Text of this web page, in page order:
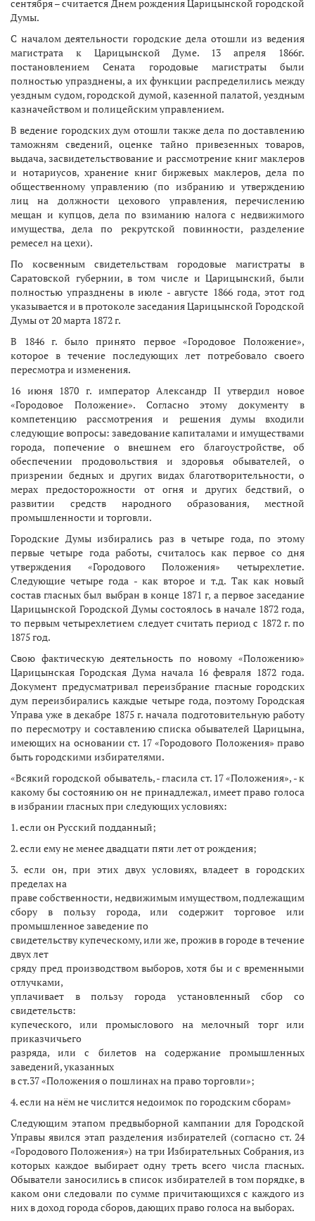
сентября – считается Днем рождения Царицынской городской
Думы.
С началом деятельности городские дела отошли из ведения
магистрата к Царицынской Думе. 13 апреля 1866г.
постановлением Сената городовые магистраты были
полностью упразднены, а их функции распределились между
уездным судом, городской думой, казенной палатой, уездным
казначейством и полицейским управлением.
В ведение городских дум отошли также дела по доставлению
таможням сведений, оценке тайно привезенных товаров,
выдача, засвидетельствование и рассмотрение книг маклеров
и нотариусов, хранение книг биржевых маклеров, дела по
общественному управлению (по избранию и утверждению
лиц на должности цехового управления, перечислению
мещан и купцов, дела по взиманию налога с недвижимого
имущества, дела по рекрутской повинности, разделение
ремесел на цехи).
По косвенным свидетельствам городовые магистраты в
Саратовской губернии, в том числе и Царицынский, были
полностью упразднены в июле - августе 1866 года, этот год
указывается и в протоколе заседания Царицынской Городской
Думы от 20 марта 1872 г.
В 1846 г. было принято первое «Городовое Положение»,
которое в течение последующих лет потребовало своего
пересмотра и изменения.
16 июня 1870 г. император Александр II утвердил новое
«Городовое Положение». Согласно этому документу в
компетенцию рассмотрения и решения думы входили
следующие вопросы: заведование капиталами и имуществами
города, попечение о внешнем его благоустройстве, об
обеспечении продовольствия и здоровья обывателей, о
призрении бедных и других видах благотворительности, о
мерах предосторожности от огня и других бедствий, о
развитии средств народного образования, местной
промышленности и торговли.
Городские Думы избирались раз в четыре года, по этому
первые четыре года работы, считалось как первое со дня
утверждения «Городового Положения» четырехлетие.
Следующие четыре года - как второе и т.д. Так как новый
состав гласных был выбран в конце 1871 г, а первое заседание
Царицынской Городской Думы состоялось в начале 1872 года,
то первым четырехлетием следует считать период с 1872 г. по
1875 год.
Свою фактическую деятельность по новому «Положению»
Царицынская Городская Дума начала 16 февраля 1872 года.
Документ предусматривал переизбрание гласные городских
дум переизбирались каждые четыре года, поэтому Городская
Управа уже в декабре 1875 г. начала подготовительную работу
по пересмотру и составлению списка обывателей Царицына,
имеющих на основании ст. 17 «Городового Положения» право
быть городскими избирателями.
«Всякий городской обыватель, - гласила ст. 17 «Положения», - к
какому бы состоянию он не принадлежал, имеет право голоса
в избрании гласных при следующих условиях:
1. если он Русский подданный;
2. если ему не менее двадцати пяти лет от рождения;
3. если он, при этих двух условиях, владеет в городских
пределах на
праве собственности, недвижимым имуществом, подлежащим
сбору в пользу города, или содержит торговое или
промышленное заведение по
свидетельству купеческому, или же, прожив в городе в течение
двух лет
сряду пред производством выборов, хотя бы и с временными
отлучками,
уплачивает в пользу города установленный сбор со
свидетельств:
купеческого, или промыслового на мелочный торг или
приказчичьего
разряда, или с билетов на содержание промышленных
заведений, указанных
в ст.37 «Положения о пошлинах на право торговли»;
4. если на нём не числится недоимок по городским сборам»
Следующим этапом предвыборной кампании для Городской
Управы явился этап разделения избирателей (согласно ст. 24
«Городового Положения») на три Избирательных Собрания, из
которых каждое выбирает одну треть всего числа гласных.
Обыватели заносились в список избирателей в том порядке, в
каком они следовали по сумме причитающихся с каждого из
них в доход города сборов, дающих право голоса на выборах.